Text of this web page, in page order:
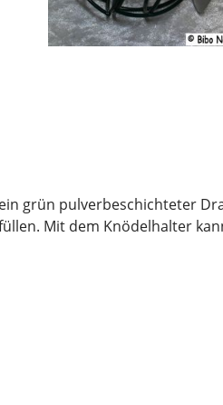
grün pulverbeschichteter
Mit dem Knödelhalter